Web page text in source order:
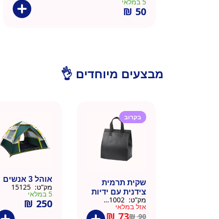
₪ 50
מבצעים מיוחדים 👌
בקרוב
שקית תרמית
צידנית עם ידיות
– 50 יח 26/26
שחור
מק”ט:
אזל במלאי
₪90
אוהל 3 אנשים
מק”ט:
5 במלאי
₪ 250